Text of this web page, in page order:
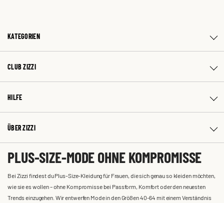
KATEGORIEN
CLUB ZIZZI
HILFE
ÜBER ZIZZI
PLUS-SIZE-MODE OHNE KOMPROMISSE
Bei Zizzi findest du Plus-Size-Kleidung für Frauen, die sich genau so kleiden möchten,
wie sie es wollen – ohne Kompromisse bei Passform, Komfort oder den neuesten
Trends einzugehen. Wir entwerfen Mode in den Größen 40-64 mit einem Verständnis